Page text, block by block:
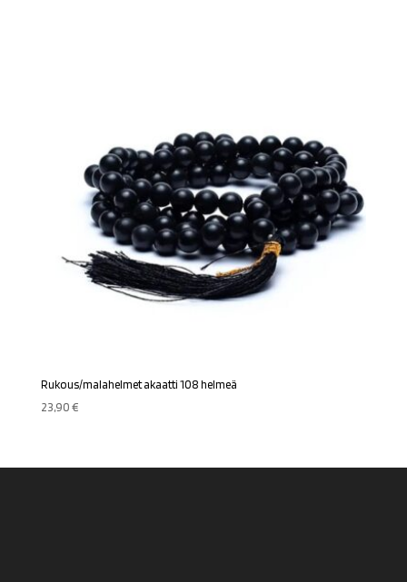
Rukous/malahelmet akaatti 108 helmeä
23,90€